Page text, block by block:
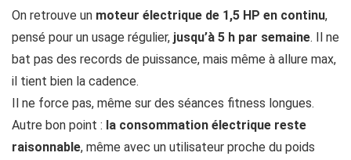
On retrouve un moteur électrique de 1,5 HP en continu,
pensé pour un usage régulier, jusqu’à 5 h par semaine. Il ne
bat pas des records de puissance, mais même à allure max,
il tient bien la cadence.
Il ne force pas, même sur des séances fitness longues.
Autre bon point : la consommation électrique reste
raisonnable, même avec un utilisateur proche du poids